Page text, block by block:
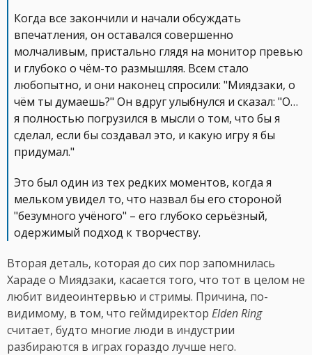
Когда все закончили и начали обсуждать
впечатления, он оставался совершенно
молчаливым, пристально глядя на монитор превью
и глубоко о чём-то размышляя. Всем стало
любопытно, и они наконец спросили: "Миядзаки, о
чём ты думаешь?" Он вдруг улыбнулся и сказал: "О…
я полностью погрузился в мысли о том, что бы я
сделал, если бы создавал это, и какую игру я бы
придумал."
Это был один из тех редких моментов, когда я
мельком увидел то, что назвал бы его стороной
"безумного учёного" – его глубоко серьёзный,
одержимый подход к творчеству.
Вторая деталь, которая до сих пор запомнилась
Хараде о Миядзаки, касается того, что тот в целом не
любит видеоинтервью и стримы. Причина, по-
видимому, в том, что геймдиректор Elden Ring
считает, будто многие люди в индустрии
разбираются в играх гораздо лучше него.